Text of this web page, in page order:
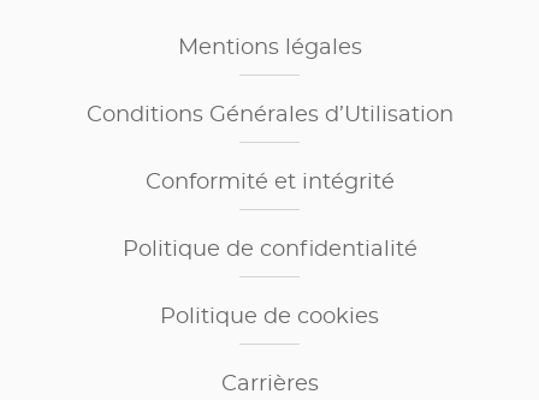
Mentions légales
Conditions Générales d’Utilisation
Conformité et intégrité
Politique de confidentialité
Politique de cookies
Carrières